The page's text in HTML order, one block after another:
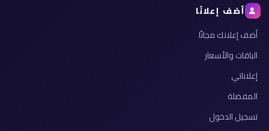
أضف إعلانًا
أضف إعلانك مجانًا
الباقات والأسعار
إعلاناتي
المفضلة
تسجيل الدخول